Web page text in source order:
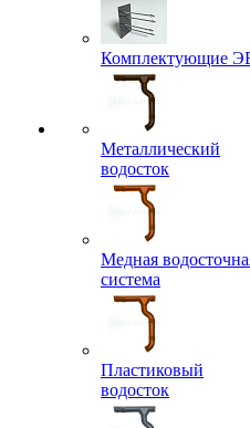
Комплектующие
Металлический
водосток
Медная
система
Пластиковый
водосток